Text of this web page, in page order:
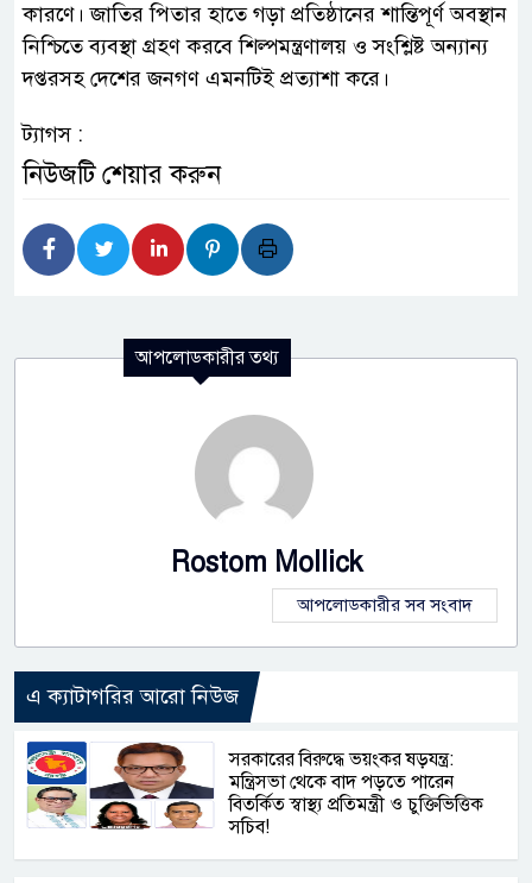
কারণে। জাতির পিতার হাতে গড়া প্রতিষ্ঠানের শান্তিপূর্ণ অবস্থান
নিশ্চিতে ব্যবস্থা গ্রহণ করবে শিল্পমন্ত্রণালয় ও সংশ্লিষ্ট অন্যান্য
দপ্তরসহ দেশের জনগণ এমনটিই প্রত্যাশা করে।
ট্যাগস :
নিউজটি শেয়ার করুন
আপলোডকারীর তথ্য
Rostom Mollick
আপলোডকারীর সব সংবাদ
এ ক্যাটাগরির আরো নিউজ
সরকারের বিরুদ্ধে ভয়ংকর ষড়যন্ত্র:
মন্ত্রিসভা থেকে বাদ পড়তে পারেন
বিতর্কিত স্বাস্থ্য প্রতিমন্ত্রী ও চুক্তিভিত্তিক
সচিব!